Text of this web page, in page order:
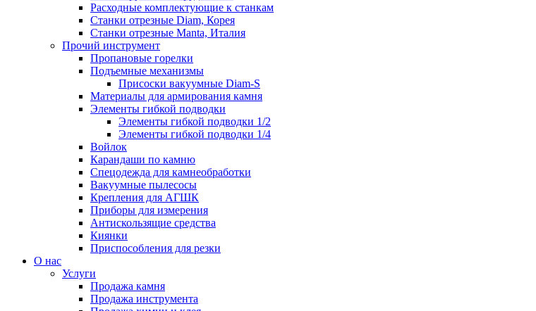
Расходные комплектующие к станкам
Станки отрезные Diam, Корея
Станки отрезные Manta, Италия
Прочий инструмент
Пропановые горелки
Подъeмные механизмы
Присоски вакуумные Diam-S
Материалы для армирования камня
Элементы гибкой подводки
Элементы гибкой подводки 1/2
Элементы гибкой подводки 1/4
Войлок
Карандаши по камню
Спецодежда для камнеобработки
Вакуумные пылесосы
Крепления для АГШК
Приборы для измерения
Антискользящие средства
Киянки
Приспособления для резки
О нас
Услуги
Продажа камня
Продажа инструмента